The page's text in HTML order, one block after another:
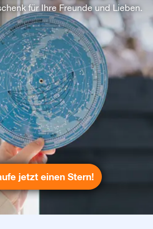
für Ihre Freunde und Lieben.
jetzt einen Stern!